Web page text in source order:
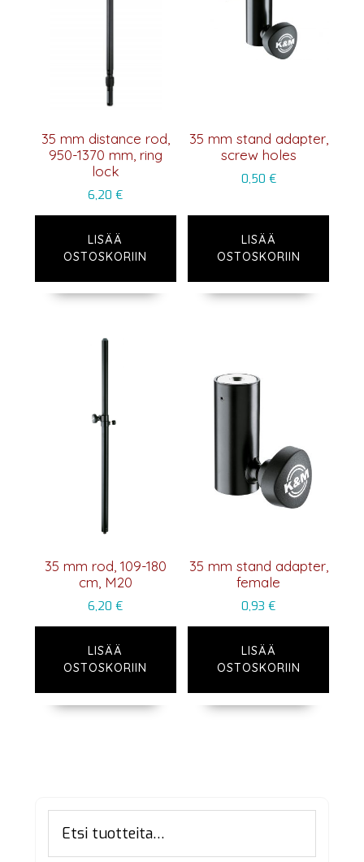
35 mm distance rod,
950-1370 mm, ring
lock
6,20€
LISÄÄ
OSTOSKORIIN
35 mm stand adapter,
screw holes
0,50 €
LISÄÄ
OSTOSKORIIN
35 mm rod, 109-180
cm, M20
6,20€
LISÄÄ
OSTOSKORIIN
35 mm stand adapter,
female
0,93€
LISÄÄ
OSTOSKORIIN
Ensisijainen
sivupalkki